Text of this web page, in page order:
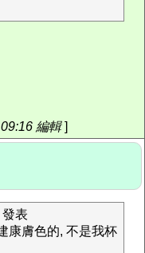
編輯]
表
康膚色的, 不是我杯